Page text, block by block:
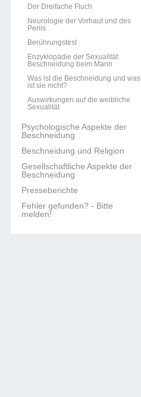
Der Dreifache Fluch
Neurologie der Vorhaut und des
Penis
Berührungstest
Enzyklopädie der Sexualität:
Beschneidung beim Mann
Was ist die Beschneidung und was
ist sie nicht?
Auswirkungen auf die weibliche
Sexualität
Psychologische Aspekte der
Beschneidung
Beschneidung und Religion
Gesellschaftliche Aspekte der
Beschneidung
Presseberichte
Fehler gefunden? - Bitte
melden!